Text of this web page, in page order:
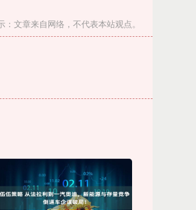
：文章来自网络，不代表本站观点。